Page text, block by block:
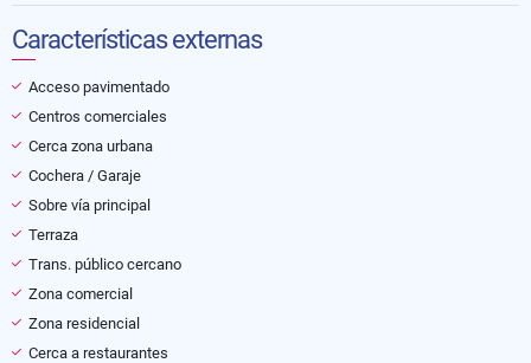
Características externas
Acceso pavimentado
Centros comerciales
Cerca zona urbana
Cochera / Garaje
Sobre vía principal
Terraza
Trans. público cercano
Zona comercial
Zona residencial
Cerca a restaurantes